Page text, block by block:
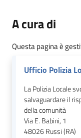
A cura di
Questa pagina è
Ufficio Polizia
La Polizia Locale
salvaguardare il
della comunità
Via E. Babini, 1
48026Russi (RA)